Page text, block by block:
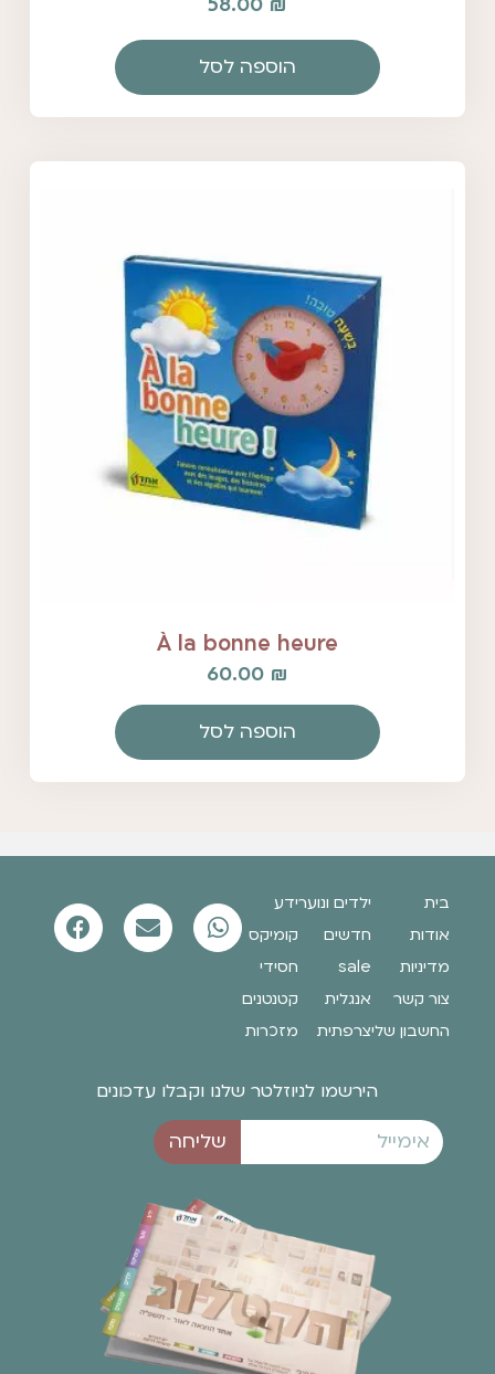
הוספה לסל
À la bonne heure
60.00 ₪
הוספה לסל
בית
אודות
מדיניות
צור קשר
החשבון שלי
ילדים ונוער
חדשים
sale
אנגלית
צרפתית
ידע
קומיקס
חסידי
קטנטנים
מזכרות
הירשמו לניוזלטר שלנו וקבלו עדכונים
שליחה